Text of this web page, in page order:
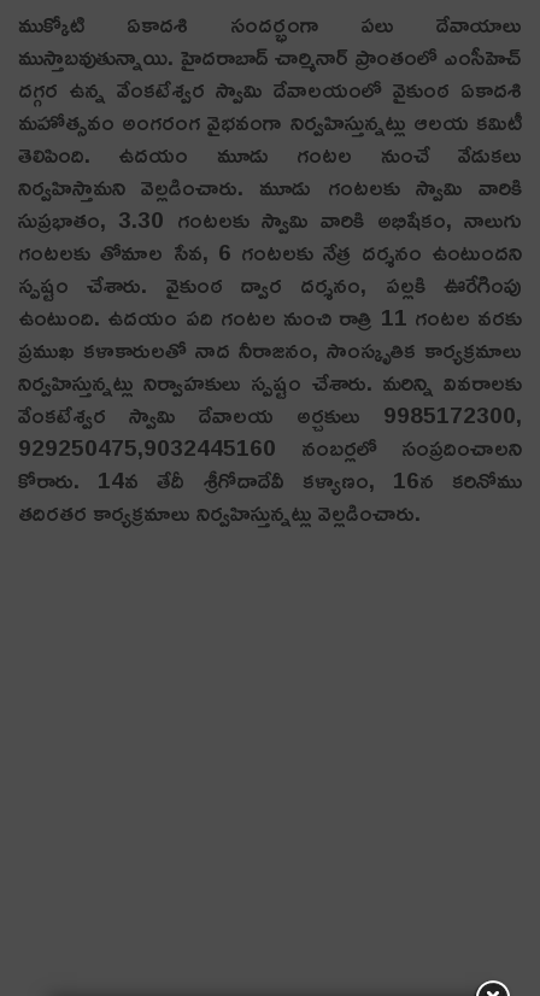
ముక్కోటి ఏకాద‌శి సంద‌ర్భంగా ప‌లు దేవాయాలు
ముస్తాబ‌వుతున్నాయి. హైద‌రాబాద్ చార్మినార్ ప్రాంతంలో ఎంసీహెచ్
ద‌గ్గ‌ర ఉన్న వేంక‌టేశ్వ‌ర స్వామి దేవాల‌యంలో వైకుంఠ ఏకాద‌శి
మ‌హోత్సవం అంగ‌రంగ వైభ‌వంగా నిర్వ‌హిస్తున్న‌ట్లు ఆల‌య క‌మిటీ
తెలిపింది. ఉద‌యం మూడు గంట‌ల నుంచే వేడుక‌లు
నిర్వ‌హిస్తామ‌ని వెల్ల‌డించారు. మూడు గంట‌ల‌కు స్వామి వారికి
సుప్ర‌భాతం, 3.30 గంట‌ల‌కు స్వామి వారికి అభిషేకం, నాలుగు
గంట‌ల‌కు తోమాల సేవ‌, 6 గంట‌ల‌కు నేత్ర ద‌ర్శ‌నం ఉంటుంద‌ని
స్ప‌ష్టం చేశారు. వైకుంఠ ద్వార ద‌ర్శ‌నం, ప‌ల్ల‌కి ఊరేగింపు
ఉంటుంది. ఉద‌యం ప‌ది గంట‌ల నుంచి రాత్రి 11 గంట‌ల వ‌ర‌కు
ప్ర‌ముఖ క‌ళాకారుల‌తో నాద నీరాజ‌నం, సాంస్కృతిక కార్య‌క్ర‌మాలు
నిర్వ‌హిస్తున్న‌ట్లు నిర్వాహ‌కులు స్ప‌ష్టం చేశారు. మ‌రిన్ని వివ‌రాల‌కు
వేంక‌టేశ్వ‌ర స్వామి దేవాల‌య అర్చ‌కులు 9985172300,
929250475,9032445160 నంబ‌ర్ల‌లో సంప్ర‌దించాల‌ని
కోరారు. 14వ తేదీ శ్రీ‌గోదాదేవీ క‌ళ్యాణం, 16న క‌రినోము
త‌దిరత‌ర కార్య‌క్ర‌మాలు నిర్వ‌హిస్తున్న‌ట్లు వెల్ల‌డించారు.